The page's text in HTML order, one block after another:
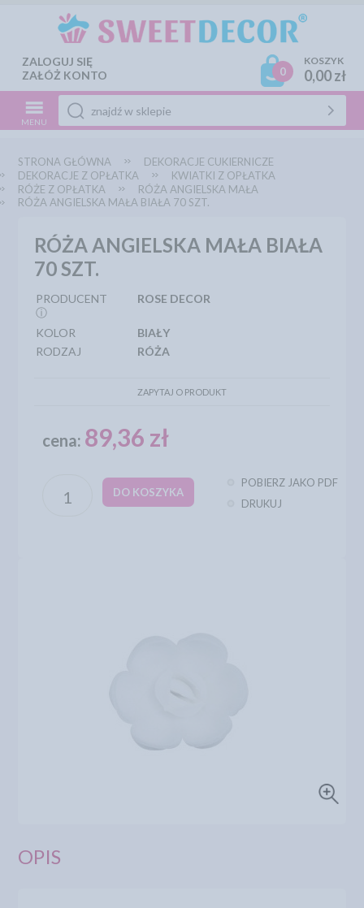
ZALOGUJ SIĘ
ZAŁÓŻ KONTO
0
KOSZYK
0,00 zł
MENU
STRONA GŁÓWNA
DEKORACJE CUKIERNICZE
DEKORACJE Z OPŁATKA
KWIATKI Z OPŁATKA
RÓŻE Z OPŁATKA
RÓŻA ANGIELSKA MAŁA
RÓŻA ANGIELSKA MAŁA BIAŁA 70 SZT.
RÓŻA ANGIELSKA MAŁA BIAŁA
70 SZT.
PRODUCENT
ⓘ
ROSE DECOR
KOLOR
BIAŁY
RODZAJ
RÓŻA
ZAPYTAJ O PRODUKT
cena: 89,36 zł
DO KOSZYKA
POBIERZ JAKO PDF
DRUKUJ
OPIS